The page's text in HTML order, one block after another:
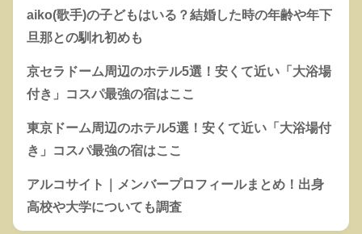
aiko(歌手)の子どもはいる？結婚した時の年齢や年下
旦那との馴れ初めも
京セラドーム周辺のホテル5選！安くて近い「大浴場
付き」コスパ最強の宿はここ
東京ドーム周辺のホテル5選！安くて近い「大浴場付
き」コスパ最強の宿はここ
アルコサイト｜メンバープロフィールまとめ！出身
高校や大学についても調査